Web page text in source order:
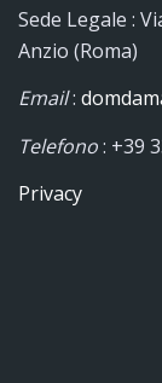
Sede Legale :
Anzio (Roma)
Email:
Telefono: +39
Privacy